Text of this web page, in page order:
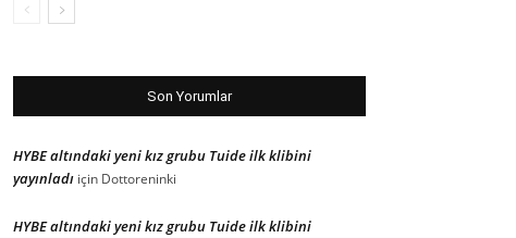
Son Yorumlar
HYBE altındaki yeni kız grubu Tuide ilk klibini
yayınladı için Dottoreninki
HYBE altındaki yeni kız grubu Tuide ilk klibini